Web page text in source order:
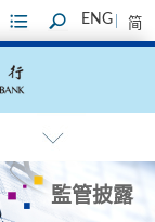
ENG 简
監管披露